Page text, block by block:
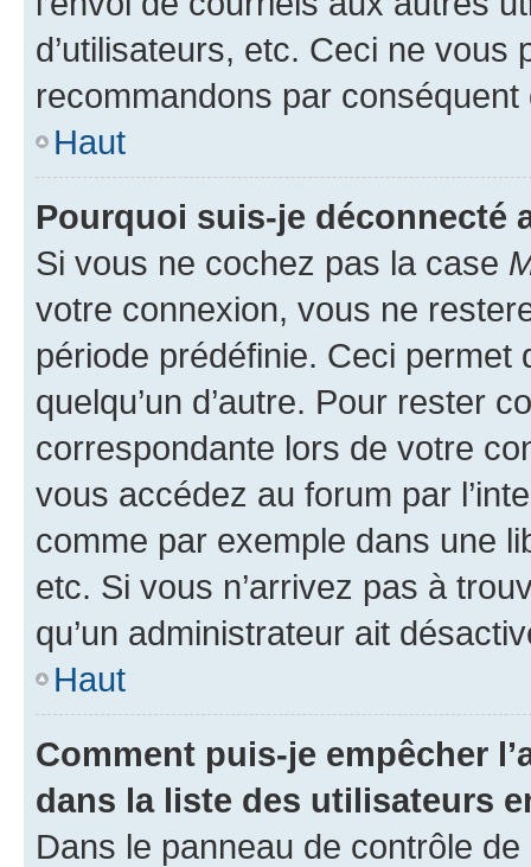
d’utilisateurs, etc. Ceci ne vous
recommandons par conséquent
Haut
Pourquoi suis-je déconnecté
Si vous ne cochez pas la case
votre connexion, vous ne
période prédéfinie. Ceci permet
quelqu’un d’autre. Pour rester
correspondante lors de votre
vous accédez au forum par
comme par exemple dans une
etc. Si vous n’arrivez pas à
qu’un administrateur ait
Haut
Comment puis-je empêcher
dans la liste des utilisateurs
Dans le panneau de contrôle